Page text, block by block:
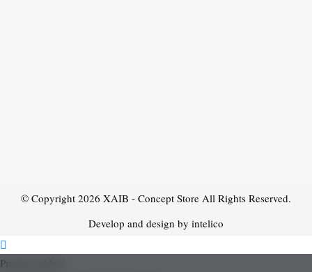
© Copyright 2026 XAIB - Concept Store All Rights Reserved.
Develop and design by intelico
Product added!